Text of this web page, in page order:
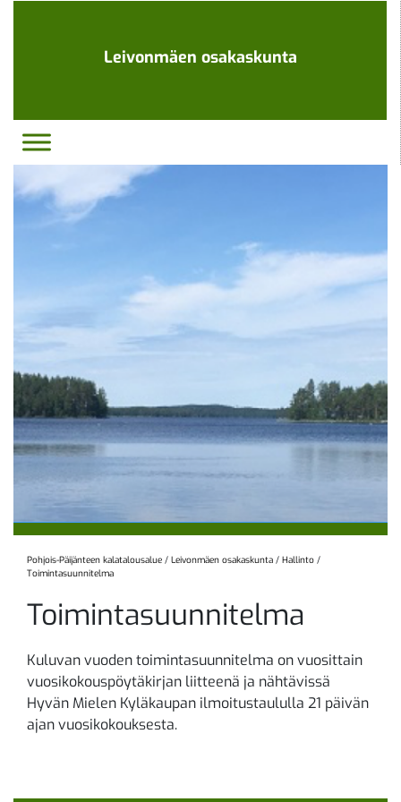
Leivonmäen osakaskunta
Pohjois-Päijänteen kalatalousalue / Leivonmäen osakaskunta / Hallinto /
Toimintasuunnitelma
Toimintasuunnitelma
Kuluvan vuoden toimintasuunnitelma on vuosittain
vuosikokouspöytäkirjan liitteenä ja nähtävissä
Hyvän Mielen Kyläkaupan ilmoitustaululla 21 päivän
ajan vuosikokouksesta.